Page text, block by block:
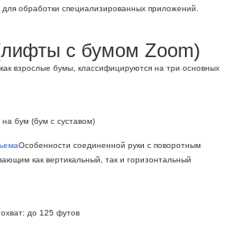
обработки специализированных приложений.
с бумом Zoom)
взрослые бумы, классифицируются на три основных
бум (бум с суставом)
Особенности соединенной руки с поворотным
как вертикальный, так и горизонтальный
до 125 футов